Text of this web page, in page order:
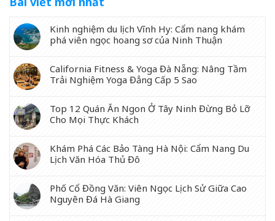
Kinh nghiệm du lịch Vĩnh Hy: Cẩm nang khám
phá viên ngọc hoang sơ của Ninh Thuận
California Fitness & Yoga Đà Nẵng: Nâng Tầm
Trải Nghiệm Yoga Đẳng Cấp 5 Sao
Top 12 Quán Ăn Ngon Ở Tây Ninh Đừng Bỏ Lỡ
Cho Mọi Thực Khách
Khám Phá Các Bảo Tàng Hà Nội: Cẩm Nang Du
Lịch Văn Hóa Thủ Đô
Phố Cổ Đồng Văn: Viên Ngọc Lịch Sử Giữa Cao
Nguyên Đá Hà Giang